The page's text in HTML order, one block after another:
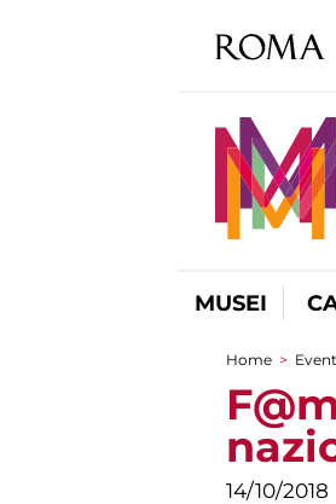
MUSEI
Tu sei
Home >
14/10/2018